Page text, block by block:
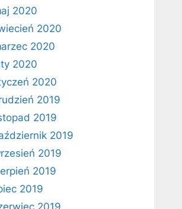
2020
2020
2020
2020
2020
2019
2019
2019
2019
2019
2019
2019